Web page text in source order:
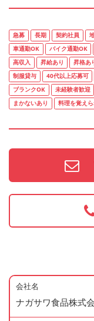
急募 長期 契約社員
車通勤OK
バイク通勤OK
高収入
昇給あり 昇格あ
制服貸与
40代以上応募可
ブランクOK
未経験者歓迎
まかないあり
料理を覚え
会社名
ナガサワ食品株式